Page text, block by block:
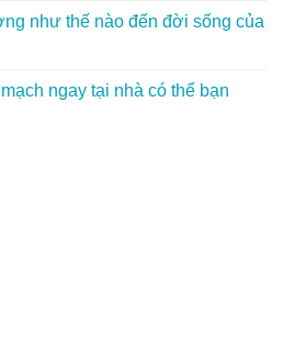
như thế nào đến đời sống của
ngay tại nhà có thể bạn